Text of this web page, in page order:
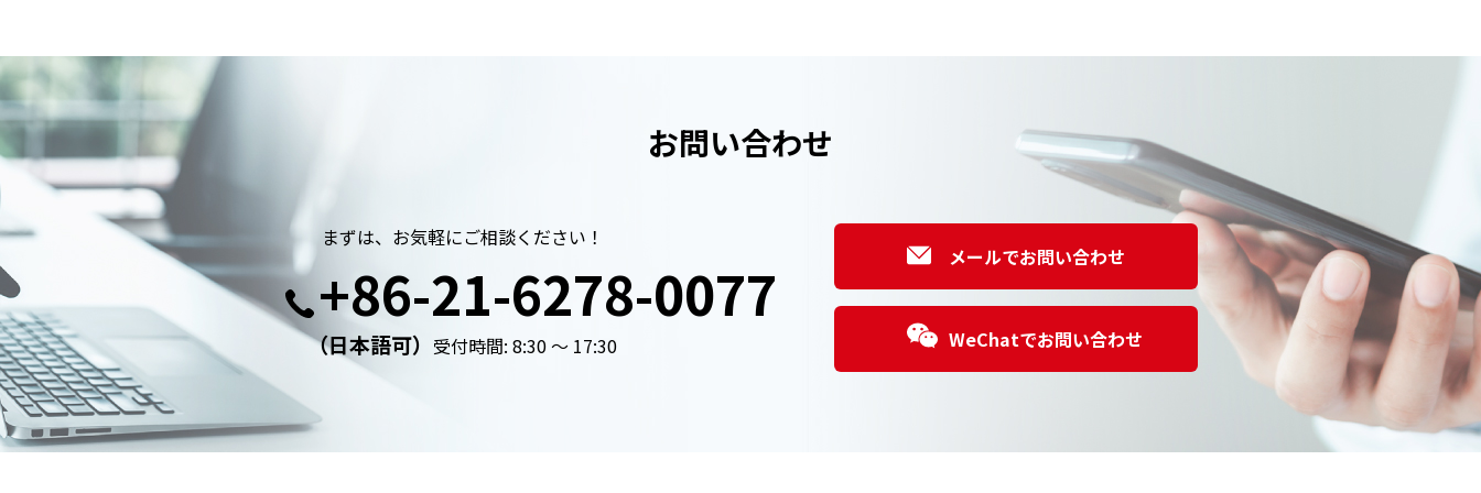
お問い合わせ
まずは、お気軽にご相談ください！
+86-21-6278-0077
（日本語可） 受付時間: 8:30 ～ 17:30
メールでお問い合わせ
WeChatでお問い合わせ